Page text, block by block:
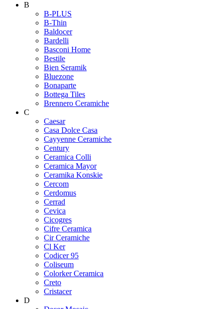
B
B-PLUS
B-Thin
Baldocer
Bardelli
Basconi Home
Bestile
Bien Seramik
Bluezone
Bonaparte
Bottega Tiles
Brennero Ceramiche
C
Caesar
Casa Dolce Casa
Cayyenne Ceramiche
Century
Ceramica Colli
Ceramica Mayor
Ceramika Konskie
Cercom
Cerdomus
Cerrad
Cevica
Cicogres
Cifre Ceramica
Cir Ceramiche
Cl Ker
Codicer 95
Coliseum
Colorker Ceramica
Creto
Cristacer
D